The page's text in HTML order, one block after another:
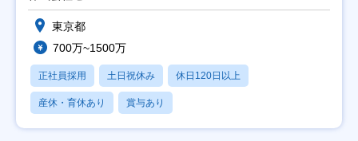
東京都
700万~1500万
正社員採用 土日祝休み 休日120日以上
産休・育休あり 賞与あり